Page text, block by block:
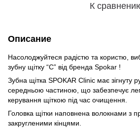
К
Описание
Насолоджуйтеся радістю та користю,
зубну щітку “C” від бренда Spokar !
Зубна щітка SPOKAR Clinic має зігнуту
середньою частиною, що забезпечує
керування щіткою під час очищення.
Головка щітки наповнена волокнами з
закругленими кінцями.